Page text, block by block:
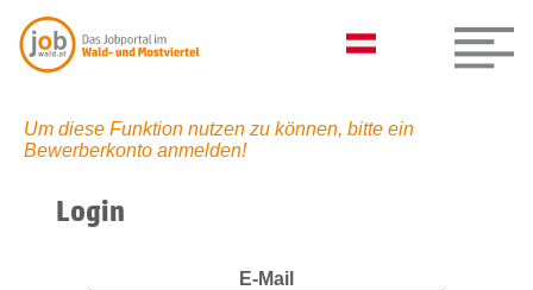
Um diese Funktion nutzen zu können, bitte ein
Bewerberkonto anmelden!
Login
E-Mail